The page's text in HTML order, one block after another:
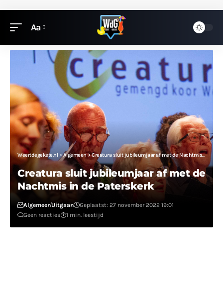
Aa
Weertdegekste.nl >Algemeen>Creatura sluit jubileumjaar af met de Nachtmis in de Paterskerk
Creatura sluit jubileumjaar af met de
Nachtmis in de Paterskerk
AlgemeenUitgaan
Geplaatst: 27 november 2022 19:01
Geen reacties
1 min. leestijd